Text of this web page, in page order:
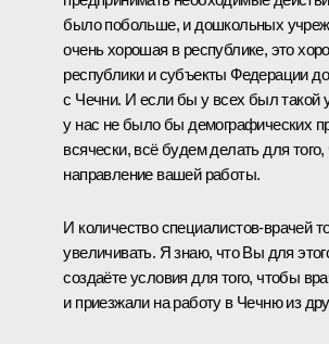
было побольше, и дошкольных
очень хорошая в республике, это
республики и субъекты Федерации
с Чечни. И если бы у всех был такой
у нас не было бы демографических
всячески, всё будем делать для
направление вашей работы.
И количество специалистов-врачей
увеличивать. Я знаю, что Вы для
создаёте условия для того, чтобы
и приезжали на работу в Чечню из